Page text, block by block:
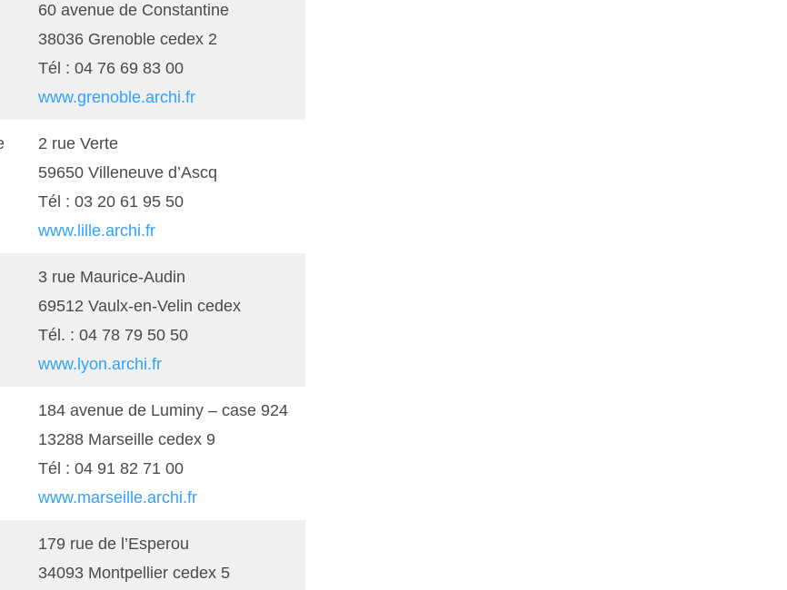
60 avenue de Constantine
38036 Grenoble cedex 2
Tél : 04 76 69 83 00
www.grenoble.archi.fr
2 rue Verte
59650 Villeneuve d’Ascq
Tél : 03 20 61 95 50
www.lille.archi.fr
3 rue Maurice-Audin
69512 Vaulx-en-Velin cedex
Tél. : 04 78 79 50 50
www.lyon.archi.fr
184 avenue de Luminy – case 924
13288 Marseille cedex 9
Tél : 04 91 82 71 00
www.marseille.archi.fr
179 rue de l’Esperou
34093 Montpellier cedex 5